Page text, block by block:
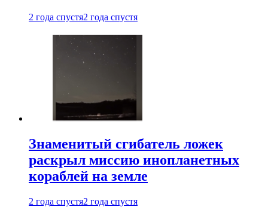
2 года спустя2 года спустя
Знаменитый сгибатель ложек
раскрыл миссию инопланетных
кораблей на земле
2 года спустя2 года спустя